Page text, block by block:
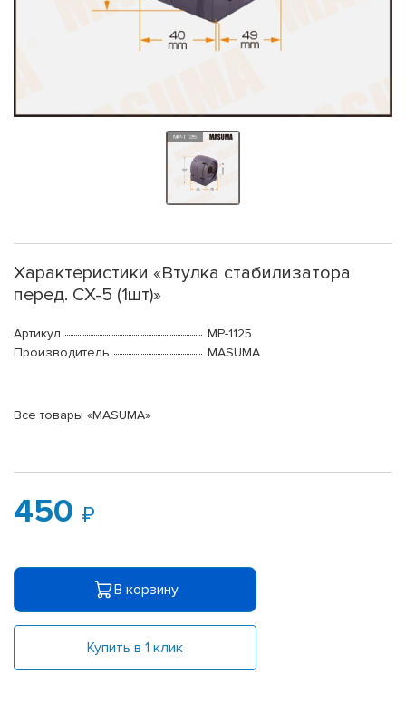
Характеристики «Втулка стабилизатора
перед. CX-5 (1шт)»
Артикул
MP-1125
Производитель
MASUMA
Все товары «MASUMA»
450
В корзину
Купить в 1 клик